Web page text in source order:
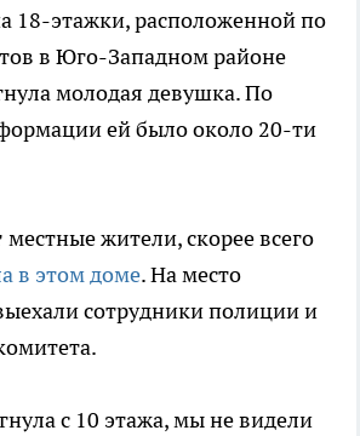
18-этажки, расположенной по
в Юго-Западном районе
молодая девушка. По
ей было около 20-ти
местные жители, скорее всего
в этом доме. На место
сотрудники полиции и
с 10 этажа, мы не видели